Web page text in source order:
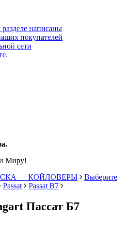
и Миру!
— КОЙЛОВЕРЫ
Выберите
Passat Passat B7
Пассат Б7